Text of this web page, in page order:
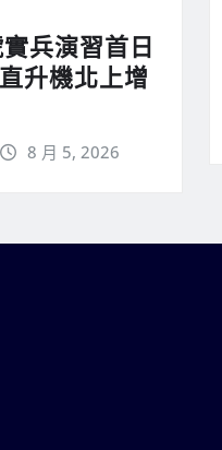
兵演習首日
升機北上增
8 月 5, 2026